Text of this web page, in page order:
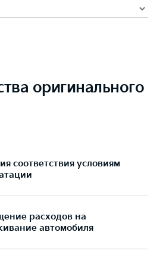
оригинального
соответствия условиям
расходов на
автомобиля